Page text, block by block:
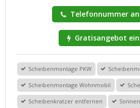
Telefonnummer
Gratisangebot
Scheibenmontage PKW
Scheibenmontage Wohnmobil
Scheibenkratzer entfernen